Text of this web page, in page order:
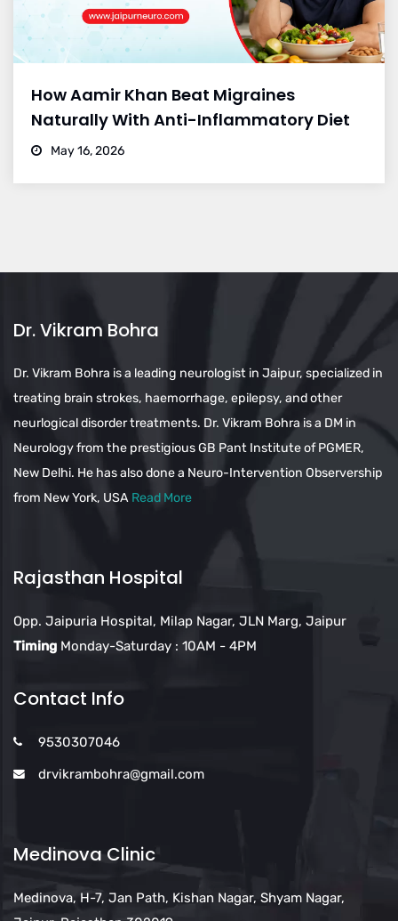
How Aamir Khan Beat Migraines
Naturally With Anti-Inflammatory Diet
May 16, 2026
Dr. Vikram Bohra
Dr. Vikram Bohra is a leading neurologist in Jaipur, specialized in
treating brain strokes, haemorrhage, epilepsy, and other
neurlogical disorder treatments. Dr. Vikram Bohra is a DM in
Neurology from the prestigious GB Pant Institute of PGMER,
New Delhi. He has also done a Neuro-Intervention Observership
from New York, USA Read More
Rajasthan Hospital
Opp. Jaipuria Hospital, Milap Nagar, JLN Marg, Jaipur
Timing Monday-Saturday : 10AM - 4PM
Contact Info
9530307046
drvikrambohra@gmail.com
Medinova Clinic
Medinova, H-7, Jan Path, Kishan Nagar, Shyam Nagar,